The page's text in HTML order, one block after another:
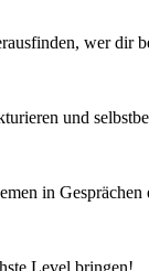
wer dir
und
in